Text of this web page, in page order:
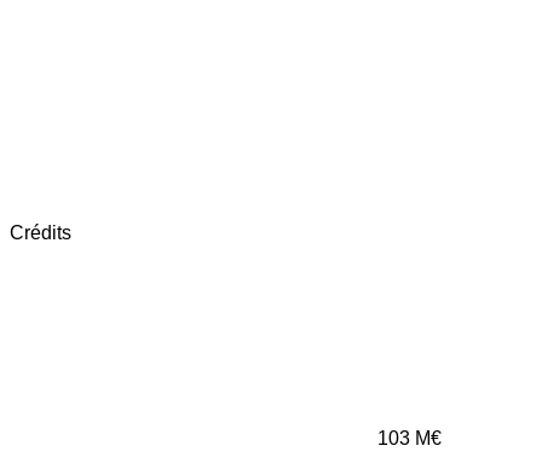
Crédits
103 M€